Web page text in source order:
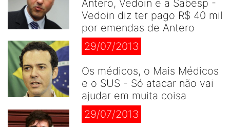
Antero, Vedoin e a Sabesp -
Vedoin diz ter pago R$ 40 mil
por emendas de Antero
29/07/2013
Os médicos, o Mais Médicos
e o SUS - Só atacar não vai
ajudar em muita coisa
29/07/2013